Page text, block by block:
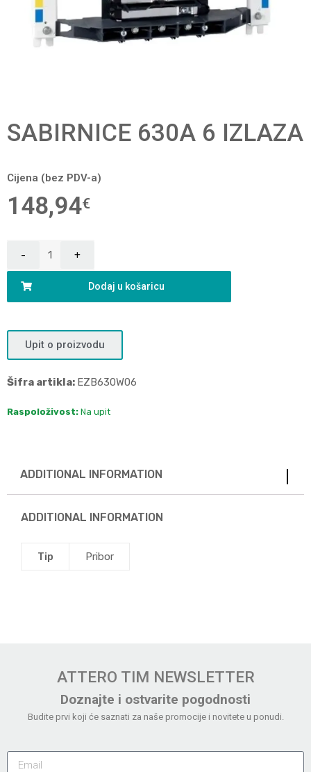
SABIRNICE 630A 6 IZLAZA
Cijena (bez PDV-a)
148,94€
Dodaj u košaricu
Upit o proizvodu
Šifra artikla: EZB630W06
Raspoloživost: Na upit
ADDITIONAL INFORMATION
ADDITIONAL INFORMATION
Tip Pribor
ATTERO TIM NEWSLETTER
Doznajte i ostvarite pogodnosti
Budite prvi koji će saznati za naše promocije i novitete u ponudi.